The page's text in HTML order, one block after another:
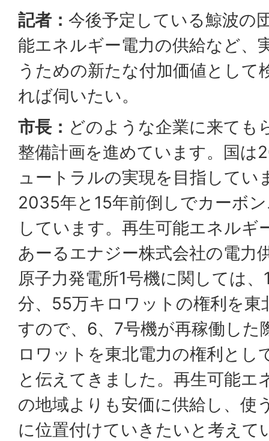
記者： 今後予定している鯨波の
能エネルギー電力の供給など、
うための新たな付加価値として
れば伺いたい。
市長： どのような企業に来ても
整備計画を進めています。国は
ュートラルの実現を目指してい
2035年と15年前倒しでカーボ
しています。再生可能エネルギ
あーるエナジー株式会社の電力
原子力発電所1号機に関しては
分、55万キロワットの権利を東
すので、6、7号機が再稼働した
ロワットを東北電力の権利とし
と伝えてきました。再生可能エ
の地域よりも安価に供給し、使
に位置付けていきたいと考えて